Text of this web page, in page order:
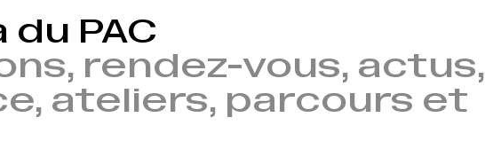
du PAC
rendez-vous, actus,
ateliers, parcours et